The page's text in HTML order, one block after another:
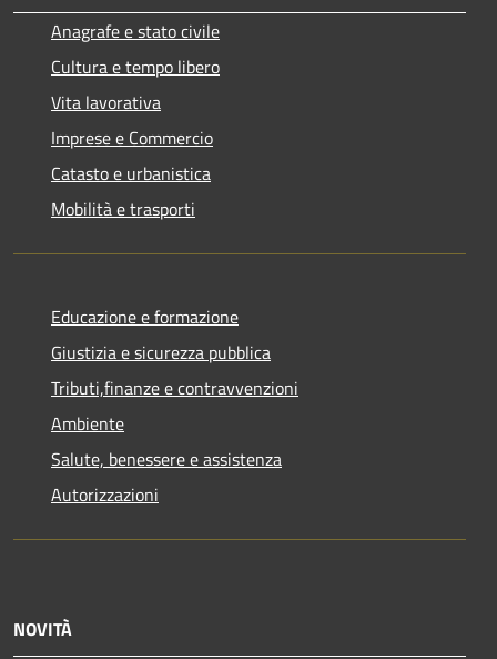
Anagrafe e stato civile
Cultura e tempo libero
Vita lavorativa
Imprese e Commercio
Catasto e urbanistica
Mobilità e trasporti
Educazione e formazione
Giustizia e sicurezza pubblica
Tributi,finanze e contravvenzioni
Ambiente
Salute, benessere e assistenza
Autorizzazioni
NOVITÀ